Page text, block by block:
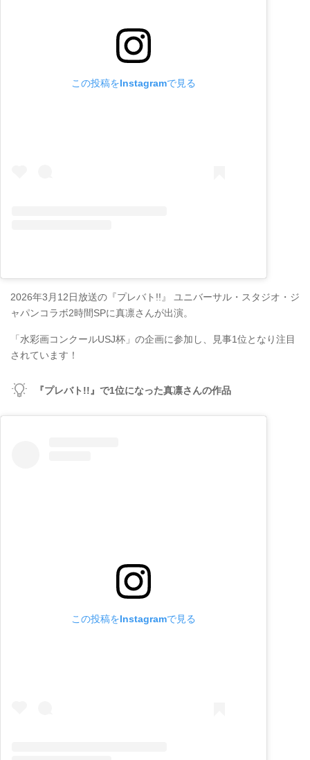
この投稿をInstagramで見る
2026年3月12日放送の『プレバト!!』 ユニバーサル・スタジオ・ジ
ャパンコラボ2時間SPに真凛さんが出演。
「水彩画コンクールUSJ杯」の企画に参加し、見事1位となり注目
されています！
『プレバト!!』で1位になった真凛さんの作品
この投稿をInstagramで見る